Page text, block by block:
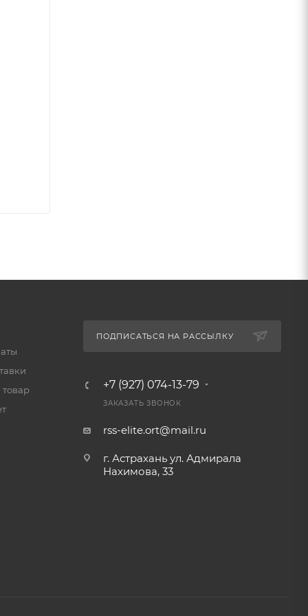
ПОДПИСАТЬСЯ НА РАССЫЛКУ
+7 (927) 074-13-79
ЗАКАЗАТЬ ЗВОНОК
rss-elite.ort@mail.ru
г. Астрахань ул. Адмирала
Нахимова, 33